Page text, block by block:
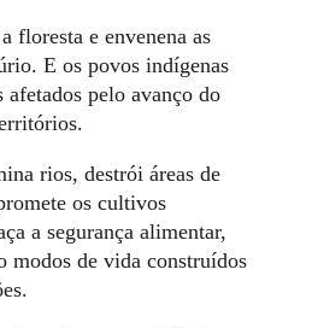
floresta e envenena as
E os povos indígenas
afetados pelo avanço do
rios, destrói áreas de
os cultivos
a segurança alimentar,
modos de vida construídos